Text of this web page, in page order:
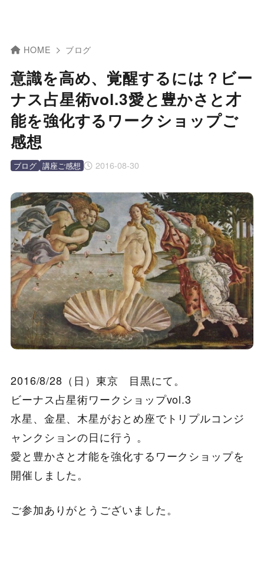
HOME ブログ
意識を高め、覚醒するには？ビー
ナス占星術vol.3愛と豊かさと才
能を強化するワークショップご
感想
2016-08-30
ブログ 講座ご感想
2016/8/28（日）東京 目黒にて。
ビーナス占星術ワークショップvol.3
水星、金星、 木星がおとめ座でトリプルコンジ
ャンクションの日に行う 。
愛と豊かさと才能を強化するワークショップを
開催しました。
ご参加ありがとうございました。